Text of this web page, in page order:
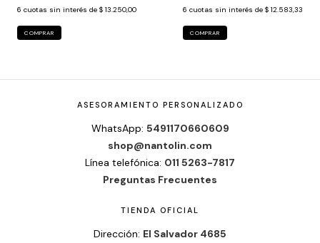
6 cuotas sin interés de $ 13.250,00
COMPRAR
6 cuotas sin interés de $ 12.583,33
COMPRAR
ASESORAMIENTO PERSONALIZADO
WhatsApp: 5491170660609
shop@nantolin.com
Línea telefónica: 011 5263-7817
Preguntas Frecuentes
TIENDA OFICIAL
Dirección: El Salvador 4685